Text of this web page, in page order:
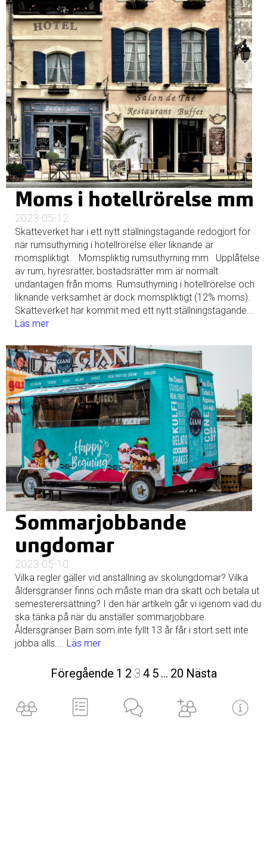
Moms i hotellrörelse mm
2023-05-12
Skatteverket har i ett nytt ställningstagande redogjort för
när rumsuthyrning i hotellrörelse eller liknande är
momspliktigt. Momspliktig rumsuthyrning mm Upplåtelse
av rum, hyresrätter, bostadsrätter mm är normalt
undantagen från moms. Rumsuthyrning i hotellrörelse och
liknande verksamhet är dock momspliktigt (12% moms).
Skatteverket har kommit med ett nytt ställningstagande...
Läs mer
Sommarjobbande
ungdomar
2023-05-10
Vilka regler gäller vid anställning av skolungdomar? Vilka
åldersgränser finns och måste man dra skatt och betala ut
semesterersättning? I den här artikeln går vi igenom vad du
ska tänka på när du anställer sommarjobbare.
Åldersgränser Barn som inte fyllt 13 år får i stort sett inte
jobba alls.... Läs mer
Föregående 1 2 3 4 5 … 20 Nästa